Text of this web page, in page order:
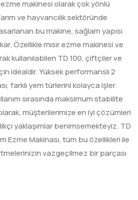
makinesi olarak çok yönlü
ve hayvancılık sektöründe
bu makine, sağlam yapısı
Özellikle mısır ezme makinesi ve
kullanılabilen TD 100, çiftçiler ve
idealdir. Yüksek performanslı 2
farklı yem türlerini kolayca işler.
sırasında maksimum stabilite
müşterilerimize en iyi çözümleri
yaklaşımlar benimsemekteyiz. TD
Ezme Makinası, tüm bu özellikleri ile
vazgeçilmez bir parçası